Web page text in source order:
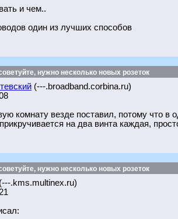
и чем..
один из лучших способов
нужно несколько новых розеток
(---.broadband.corbina.ru)
комнату везде поставил, потому что в
на два винта каждая,
нужно несколько новых розеток
(---.kms.multinex.ru)